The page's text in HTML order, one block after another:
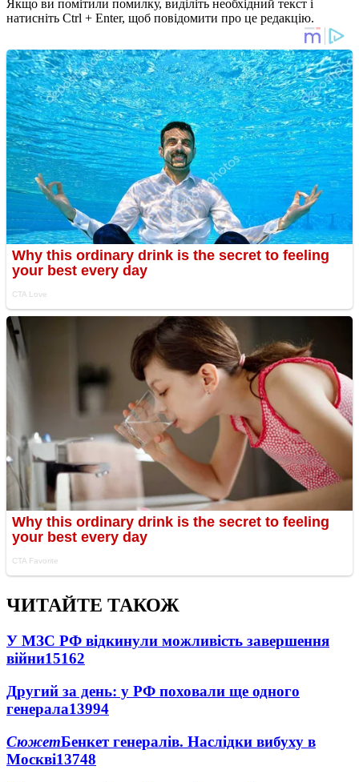
Якщо ви помітили помилку, виділіть необхідний текст і
натисніть Ctrl + Enter, щоб повідомити про це редакцію.
ЧИТАЙТЕ ТАКОЖ
У МЗС РФ відкинули можливість завершення
війни15162
Другий за день: у РФ поховали ще одного
генерала13994
СюжетБенкет генералів. Наслідки вибуху в
Москві13748